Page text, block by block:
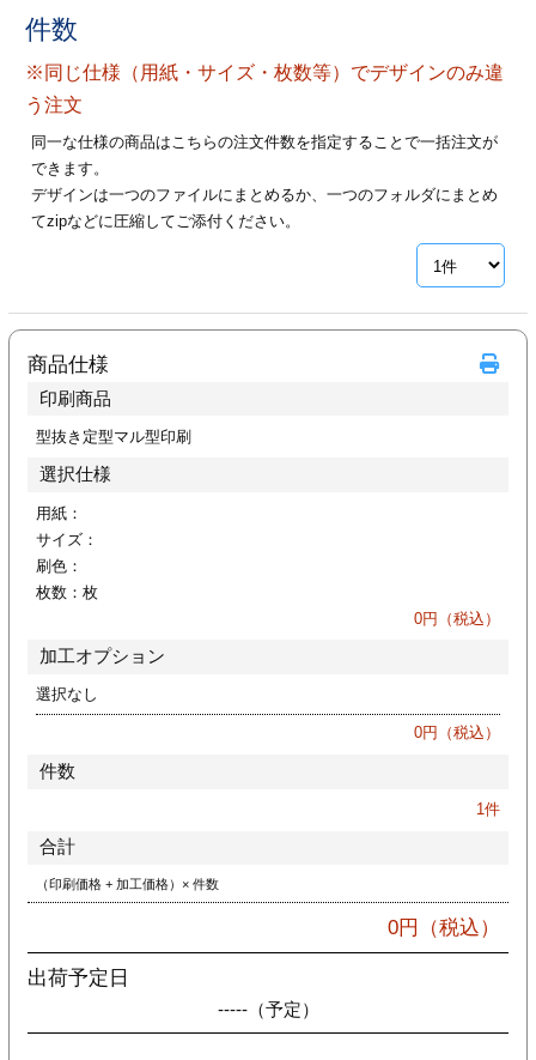
ファイル印刷
ァイル印刷
印刷
印刷
リーブ印刷
加工
ムカード印刷
刷
カード印刷
フォルダー
ァイル印刷
リーブ
件数
※同じ仕様（用紙・サイズ・枚数等）でデザインのみ違
う注文
同一な仕様の商品はこちらの注文件数を指定することで一括注文が
できます。
デザインは一つのファイルにまとめるか、一つのフォルダにまとめ
てzipなどに圧縮してご添付ください。
商品仕様
印刷商品
型抜き定型マル型印刷
選択仕様
用紙：
サイズ：
刷色：
枚数： 枚
0円（税込）
加工オプション
選択なし
0円（税込）
件数
1件
合計
（印刷価格 + 加工価格）× 件数
0円（税込）
出荷予定日
-----（予定）